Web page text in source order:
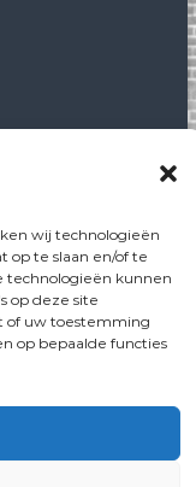
wij technologieën
op te slaan en/of te
technologieën kunnen
op deze site
of uw toestemming
op bepaalde functies
contact met